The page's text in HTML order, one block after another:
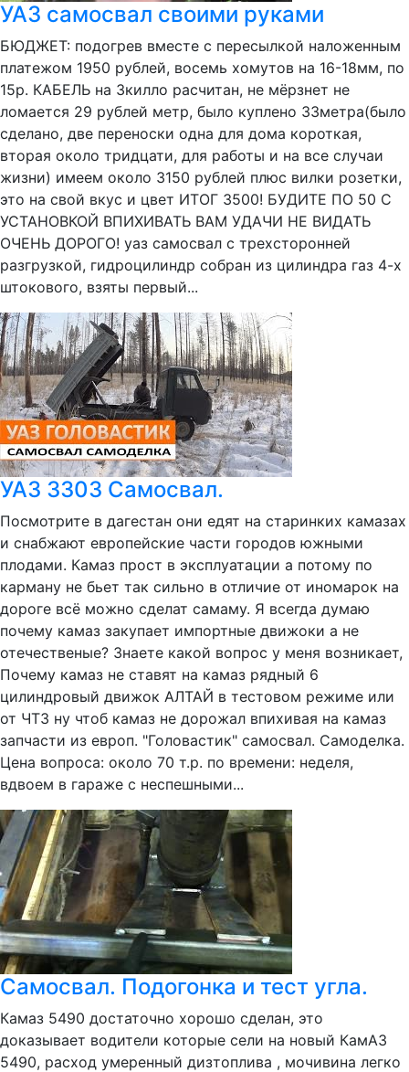
УАЗ самосвал своими руками
БЮДЖЕТ: подогрев вместе с пересылкой наложенным
платежом 1950 рублей, восемь хомутов на 16-18мм, по
15р. КАБЕЛЬ на 3килло расчитан, не мёрзнет не
ломается 29 рублей метр, было куплено 33метра(было
сделано, две переноски одна для дома короткая,
вторая около тридцати, для работы и на все случаи
жизни) имеем около 3150 рублей плюс вилки розетки,
это на свой вкус и цвет ИТОГ 3500! БУДИТЕ ПО 50 С
УСТАНОВКОЙ ВПИХИВАТЬ ВАМ УДАЧИ НЕ ВИДАТЬ
ОЧЕНЬ ДОРОГО! уаз самосвал с трехсторонней
разгрузкой, гидроцилиндр собран из цилиндра газ 4-х
штокового, взяты первый...
УАЗ 3303 Самосвал.
Посмотрите в дагестан они едят на старинких камазах
и снабжают европейские части городов южными
плодами. Камаз прост в эксплуатации а потому по
карману не бьет так сильно в отличие от иномарок на
дороге всё можно сделат самаму. Я всегда думаю
почему камаз закупает импортные движоки а не
отечественые? Знаете какой вопрос у меня возникает,
Почему камаз не ставят на камаз рядный 6
цилиндровый движок АЛТАЙ в тестовом режиме или
от ЧТЗ ну чтоб камаз не дорожал впихивая на камаз
запчасти из европ. "Головастик" самосвал. Самоделка.
Цена вопроса: около 70 т.р. по времени: неделя,
вдвоем в гараже с неспешными...
Самосвал. Подогонка и тест угла.
Камаз 5490 достаточно хорошо сделан, это
доказывает водители которые сели на новый КамАЗ
5490, расход умеренный дизтоплива , мочивина легко